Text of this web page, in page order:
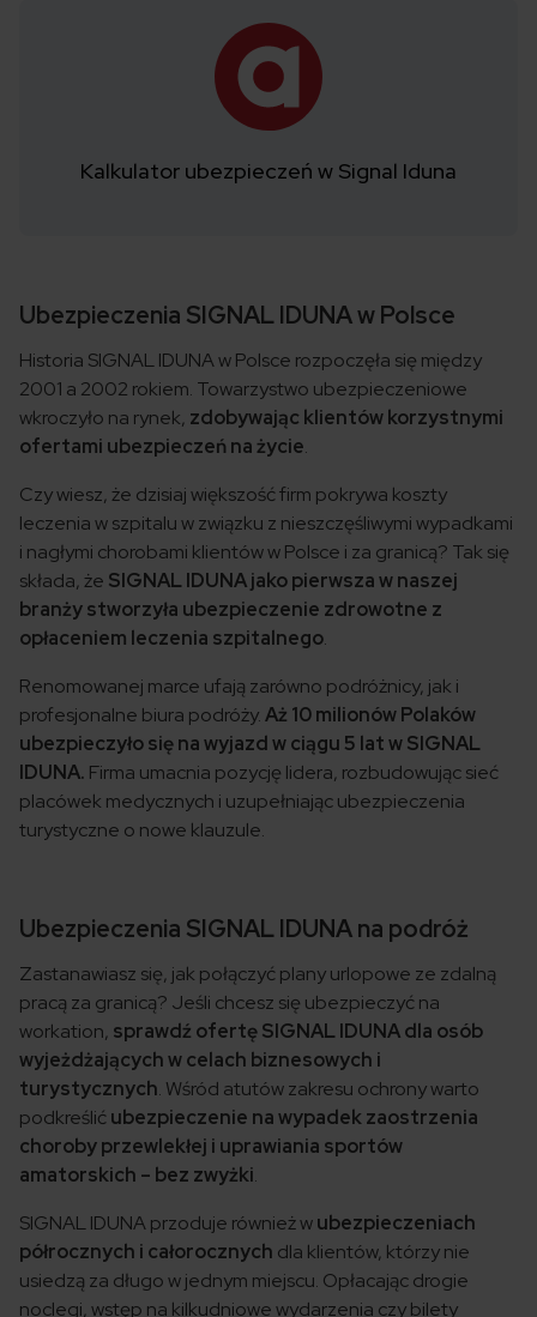
Kalkulator ubezpieczeń w Signal Iduna
Ubezpieczenia SIGNAL IDUNA w Polsce
Historia SIGNAL IDUNA w Polsce rozpoczęła się między
2001 a 2002 rokiem. Towarzystwo ubezpieczeniowe
wkroczyło na rynek, zdobywając klientów korzystnymi
ofertami ubezpieczeń na życie.
Czy wiesz, że dzisiaj większość firm pokrywa koszty
leczenia w szpitalu w związku z nieszczęśliwymi wypadkami
i nagłymi chorobami klientów w Polsce i za granicą? Tak się
składa, że SIGNAL IDUNA jako pierwsza w naszej
branży stworzyła ubezpieczenie zdrowotne z
opłaceniem leczenia szpitalnego.
Renomowanej marce ufają zarówno podróżnicy, jak i
profesjonalne biura podróży.Aż 10 milionów Polaków
ubezpieczyło się na wyjazd w ciągu 5 lat w SIGNAL
IDUNA. Firma umacnia pozycję lidera, rozbudowując sieć
placówek medycznych i uzupełniając ubezpieczenia
turystyczne o nowe klauzule.
Ubezpieczenia SIGNAL IDUNA na podróż
Zastanawiasz się, jak połączyć plany urlopowe ze zdalną
pracą za granicą? Jeśli chcesz się ubezpieczyć na
workation, sprawdź ofertę SIGNAL IDUNA dla osób
wyjeżdżających w celach biznesowych i
turystycznych. Wśród atutów zakresu ochrony warto
podkreślićubezpieczenie na wypadek zaostrzenia
choroby przewlekłej i uprawiania sportów
amatorskich – bez zwyżki.
SIGNAL IDUNA przoduje również wubezpieczeniach
półrocznych i całorocznych dla klientów, którzy nie
usiedzą za długo w jednym miejscu. Opłacając drogie
noclegi, wstęp na kilkudniowe wydarzenia czy bilety